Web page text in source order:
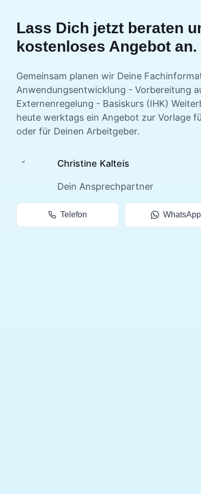
Lass Dich jetzt beraten
kostenloses Angebot an.
Gemeinsam planen wir Deine
Anwendungsentwicklung - Vorbereitung
Externenregelung - Basiskurs (IHK)
heute werktags ein Angebot zur Vorlage
oder für Deinen Arbeitgeber.
Christine Kalteis
Dein Ansprechpartner
Telefon WhatsApp